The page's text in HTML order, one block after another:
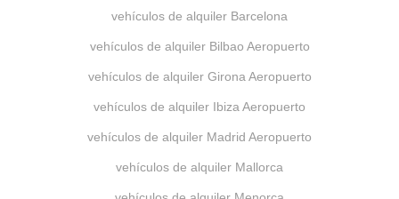
vehículos de alquiler Barcelona
vehículos de alquiler Bilbao Aeropuerto
vehículos de alquiler Girona Aeropuerto
vehículos de alquiler Ibiza Aeropuerto
vehículos de alquiler Madrid Aeropuerto
vehículos de alquiler Mallorca